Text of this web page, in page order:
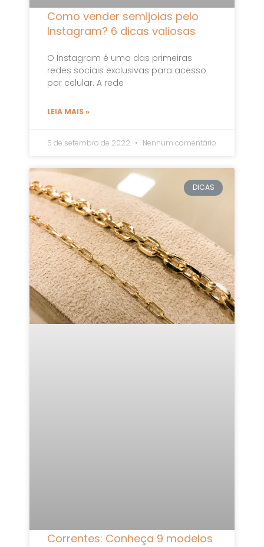
Como vender semijoias pelo
Instagram? 6 dicas valiosas
O Instagram é uma das primeiras
redes sociais exclusivas para acesso
por celular. A rede
LEIA MAIS »
5 de setembro de 2022 Nenhum comentário
DICAS
Correntes: Conheça 9 modelos